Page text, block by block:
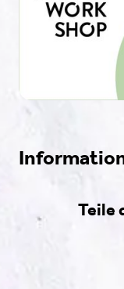
Teile